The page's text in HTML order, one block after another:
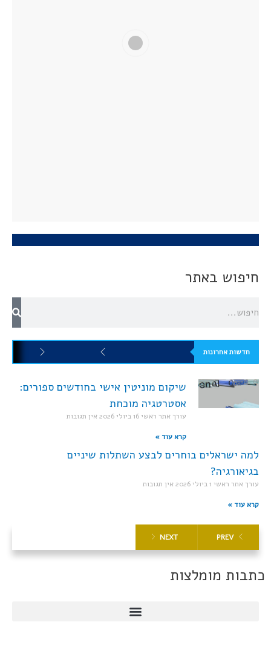
חיפוש באתר
חדשות אחרונות
שיקום מוניטין אישי בחודשים ספורים:
אסטרטגיה מוכחת
עורך אתר ראשי16 ביולי 2026 אין תגובות
קרא עוד »
למה ישראלים בוחרים לבצע השתלות שיניים
בגיאורגיה?
עורך אתר ראשי 1 ביולי 2026 אין תגובות
קרא עוד »
PREV
NEXT
כתבות מומלצות